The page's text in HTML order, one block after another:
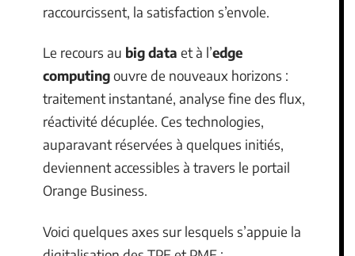
raccourcissent, la satisfaction s’envole.
Le recours au big data et à l’edge
computingouvre de nouveaux horizons :
traitement instantané, analyse fine des flux,
réactivité décuplée. Ces technologies,
auparavant réservées à quelques initiés,
deviennent accessibles à travers le portail
Orange Business.
Voici quelques axes sur lesquels s’appuie la